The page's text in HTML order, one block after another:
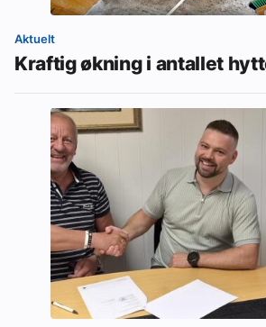
Aktuelt
Kraftig økning i antallet